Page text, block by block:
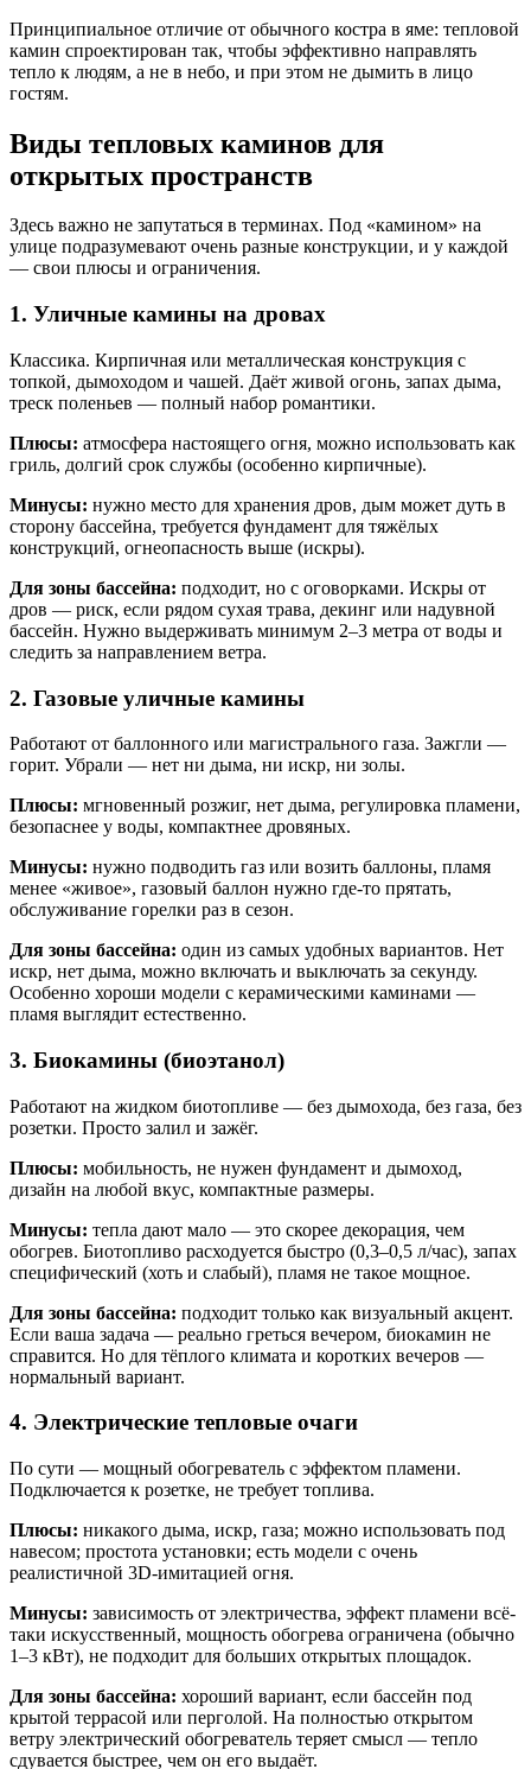
Принципиальное отличие от обычного костра в яме: тепловой
камин спроектирован так, чтобы эффективно направлять
тепло к людям, а не в небо, и при этом не дымить в лицо
гостям.
Виды тепловых каминов для
открытых пространств
Здесь важно не запутаться в терминах. Под «камином» на
улице подразумевают очень разные конструкции, и у каждой
— свои плюсы и ограничения.
1. Уличные камины на дровах
Классика. Кирпичная или металлическая конструкция с
топкой, дымоходом и чашей. Даёт живой огонь, запах дыма,
треск поленьев — полный набор романтики.
Плюсы: атмосфера настоящего огня, можно использовать как
гриль, долгий срок службы (особенно кирпичные).
Минусы: нужно место для хранения дров, дым может дуть в
сторону бассейна, требуется фундамент для тяжёлых
конструкций, огнеопасность выше (искры).
Для зоны бассейна: подходит, но с оговорками. Искры от
дров — риск, если рядом сухая трава, декинг или надувной
бассейн. Нужно выдерживать минимум 2–3 метра от воды и
следить за направлением ветра.
2. Газовые уличные камины
Работают от баллонного или магистрального газа. Зажгли —
горит. Убрали — нет ни дыма, ни искр, ни золы.
Плюсы: мгновенный розжиг, нет дыма, регулировка пламени,
безопаснее у воды, компактнее дровяных.
Минусы: нужно подводить газ или возить баллоны, пламя
менее «живое», газовый баллон нужно где-то прятать,
обслуживание горелки раз в сезон.
Для зоны бассейна: один из самых удобных вариантов. Нет
искр, нет дыма, можно включать и выключать за секунду.
Особенно хороши модели с керамическими каминами —
пламя выглядит естественно.
3. Биокамины (биоэтанол)
Работают на жидком биотопливе — без дымохода, без газа, без
розетки. Просто залил и зажёг.
Плюсы: мобильность, не нужен фундамент и дымоход,
дизайн на любой вкус, компактные размеры.
Минусы: тепла дают мало — это скорее декорация, чем
обогрев. Биотопливо расходуется быстро (0,3–0,5 л/час), запах
специфический (хоть и слабый), пламя не такое мощное.
Для зоны бассейна: подходит только как визуальный акцент.
Если ваша задача — реально греться вечером, биокамин не
справится. Но для тёплого климата и коротких вечеров —
нормальный вариант.
4. Электрические тепловые очаги
По сути — мощный обогреватель с эффектом пламени.
Подключается к розетке, не требует топлива.
Плюсы: никакого дыма, искр, газа; можно использовать под
навесом; простота установки; есть модели с очень
реалистичной 3D-имитацией огня.
Минусы: зависимость от электричества, эффект пламени всё-
таки искусственный, мощность обогрева ограничена (обычно
1–3 кВт), не подходит для больших открытых площадок.
Для зоны бассейна: хороший вариант, если бассейн под
крытой террасой или перголой. На полностью открытом
ветру электрический обогреватель теряет смысл — тепло
сдувается быстрее, чем он его выдаёт.